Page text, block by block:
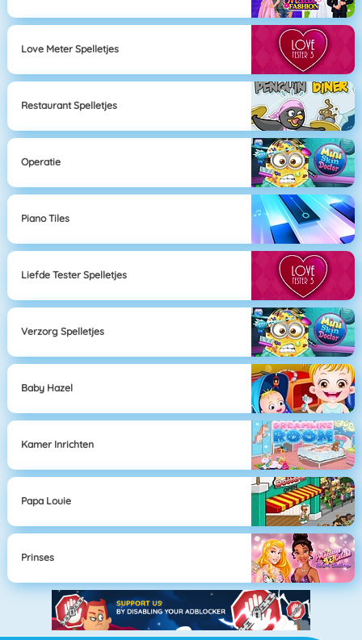
Love Meter Spelletjes
Restaurant Spelletjes
Operatie
Piano Tiles
Liefde Tester Spelletjes
Verzorg Spelletjes
Baby Hazel
Kamer Inrichten
Papa Louie
Prinses